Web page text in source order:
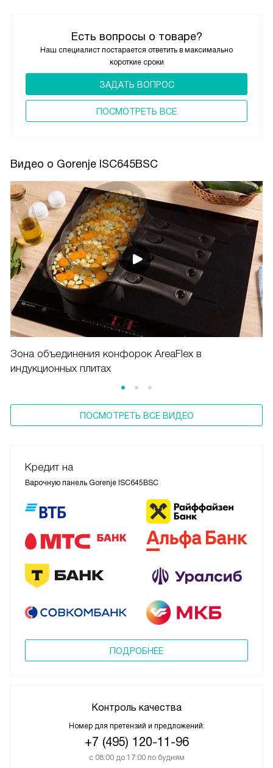
Есть вопросы о товаре?
Наш специалист постарается ответить в максимально
короткие сроки
ЗАДАТЬ ВОПРОС
ПОCМОТРЕТЬ ВСЕ
Видео о Gorenje ISC645BSC
Зона объединения конфорок AreaFlex в
индукционных плитах
ПОСМОТРЕТЬ ВСЕ ВИДЕО
Кредит на
Варочную панель Gorenje ISC645BSC
ПОДРОБНЕЕ
Контроль качества
Номер для претензий и предложений:
+7 (495) 120-11-96
с 08:00 до 17:00 по будням